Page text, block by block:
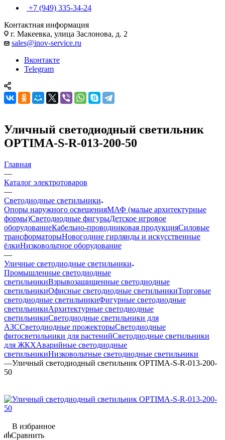
+7 (949) 335-34-24
Контактная информация
г. Макеевка, улица Заслонова, д. 2
sales@inov-service.ru
Вконтакте
Telegram
Уличный светодиодный светильник
OPTIMA-S-R-013-200-50
Главная
—
Каталог электротоваров
—
Светодиодные светильники
Опоры наружного освещенияМАФ (малые архитектурные
формы)Светодиодные фигурыДетское игровое
оборудованиеКабельно-проводниковая продукцияСиловые
трансформаторыНовогодние гирлянды и искусственные
ёлкиНизковольтное оборудование
—
Уличные светодиодные светильники
Промышленные светодиодные
светильникиВзрывозащищенные светодиодные
светильникиОфисные светодиодные светильникиТорговые
светодиодные светильникиФигурные светодиодные
светильникиАрхитектурные светодиодные
светильникиСветодиодные светильники для
АЗССветодиодные прожекторыСветодиодные
фитосветильники для растенийСветодиодные светильники
для ЖКХАварийные светодиодные
светильникиНизковольтные светодиодные светильники
—Уличный светодиодный светильник OPTIMA-S-R-013-200-
50
В избранное
Сравнить